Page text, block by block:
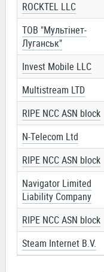
ROCKTEL LLC
ТОВ "Мультінет-
Луганськ"
Invest Mobile LLC
Multistream LTD
RIPE NCC ASN block
N-Telecom Ltd
RIPE NCC ASN block
Navigator Limited
Liability Company
RIPE NCC ASN block
Steam Internet B.V.